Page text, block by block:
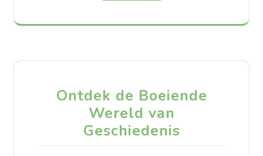
Ontdek de Boeiende
Wereld van
Geschiedenis